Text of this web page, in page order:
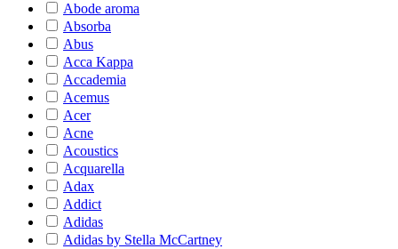
Abode aroma
Absorba
Abus
Acca Kappa
Accademia
Acemus
Acer
Acne
Acoustics
Acquarella
Adax
Addict
Adidas
Adidas by Stella McCartney